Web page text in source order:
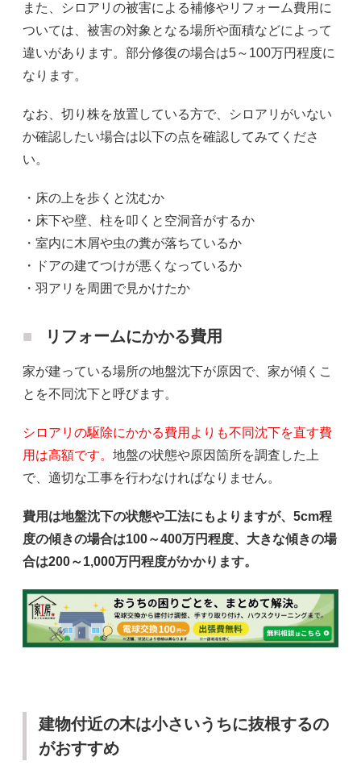
また、シロアリの被害による補修やリフォーム費用に
ついては、被害の対象となる場所や面積などによって
違いがあります。部分修復の場合は5～100万円程度に
なります。
なお、切り株を放置している方で、シロアリがいない
か確認したい場合は以下の点を確認してみてくださ
い。
・床の上を歩くと沈むか
・床下や壁、柱を叩くと空洞音がするか
・室内に木屑や虫の糞が落ちているか
・ドアの建てつけが悪くなっているか
・羽アリを周囲で見かけたか
リフォームにかかる費用
家が建っている場所の地盤沈下が原因で、家が傾くこ
とを不同沈下と呼びます。
シロアリの駆除にかかる費用よりも不同沈下を直す費
用は高額です。 地盤の状態や原因箇所を調査した上
で、適切な工事を行わなければなりません。
費用は地盤沈下の状態や工法にもよりますが、5cm程
度の傾きの場合は100～400万円程度、大きな傾きの場
合は200～1,000万円程度がかかります。
建物付近の木は小さいうちに抜根するの
がおすすめ